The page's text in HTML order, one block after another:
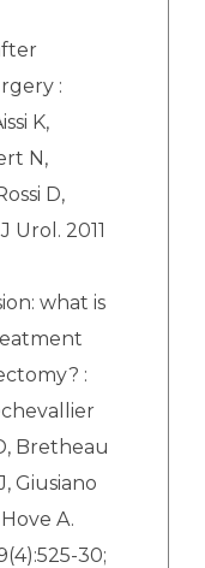
:
K,
N,
D,
Urol. 2011
what is
:
Bretheau
Giusiano
A.
30;